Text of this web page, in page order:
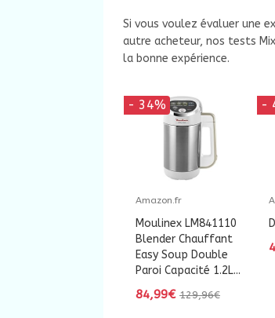
Si vous voulez évaluer une
autre acheteur, nos tests
la bonne expérience.
- 34%
Amazon.fr
Moulinex LM841110
Blender Chauffant
Easy Soup Double
Paroi Capacité 1.2L...
84,99€ 129,96€
-